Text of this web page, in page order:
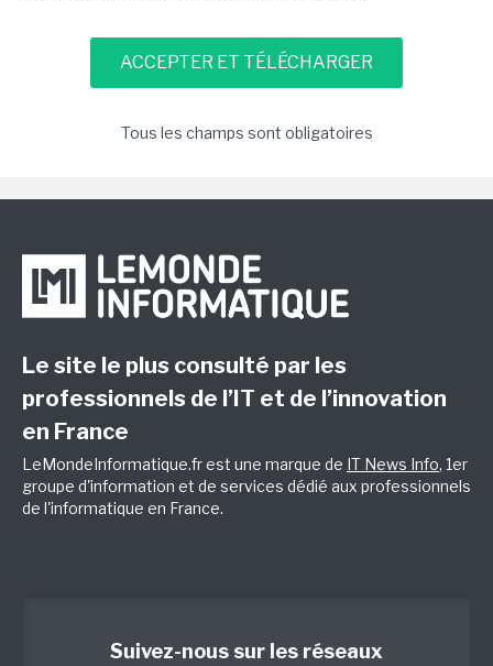
Tous les champs sont obligatoires
Le site le plus consulté par les
professionnels de l’IT et de l’innovation
en France
LeMondeInformatique.fr est une marque de IT News Info, 1er
groupe d'information et de services dédié aux professionnels
de l'informatique en France.
Suivez-nous sur les réseaux